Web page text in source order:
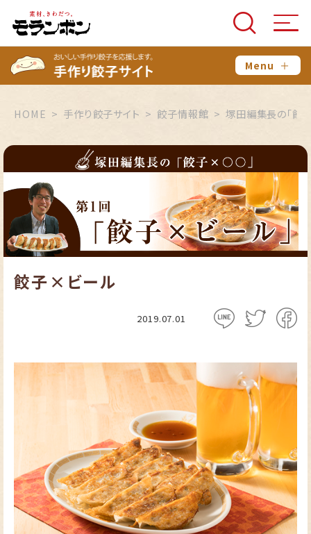
Menu ＋
HOME 手作り餃子サイト 餃子情報館 塚田編集長の「
餃子×ビール
2019.07.01